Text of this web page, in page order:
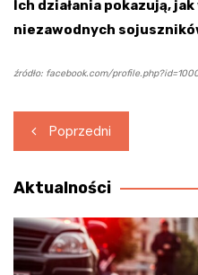
Ich działania pokazują,
niezawodnych
źródło: facebook.com/
Nawigacja
wpisu
Poprzedni
Aktualności